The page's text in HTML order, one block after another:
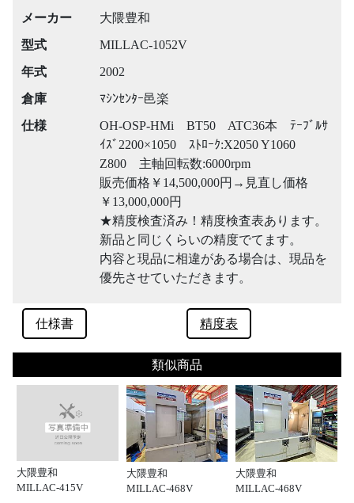
メーカー
大隈豊和
型式
MILLAC-1052V
年式
2002
倉庫
ﾏｼﾝｾﾝﾀｰ邑楽
仕様
OH-OSP-HMi BT50 ATC36本 ﾃｰﾌﾞﾙｻ
ｲｽﾞ2200×1050 ｽﾄﾛｰｸ:X2050 Y1060
Z800 主軸回転数:6000rpm
販売価格￥14,500,000円→見直し価格
￥13,000,000円
★精度検査済み！精度検査表あります。
新品と同じくらいの精度でてます。
内容と現品に相違がある場合は、現品を
優先させていただきます。
仕様書 精度表
類似商品
大隈豊和
MILLAC-415V
大隈豊和
MILLAC-468V
大隈豊和
MILLAC-468V